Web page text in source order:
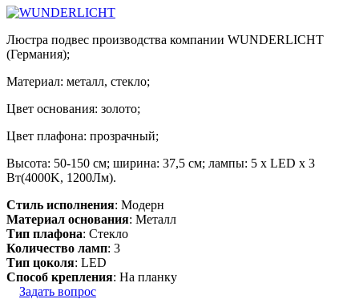
Люстра подвес производства компании WUNDERLICHT
(Германия);
Материал: металл, стекло;
Цвет основания: золото;
Цвет плафона: прозрачный;
Высота: 50-150 см; ширина: 37,5 см; лампы: 5 х LED х 3
Вт(4000K, 1200Лм).
Стиль исполнения: Модерн
Материал основания: Металл
Тип плафона: Стекло
Количество ламп: 3
Тип цоколя: LED
Способ крепления: На планку
Задать вопрос